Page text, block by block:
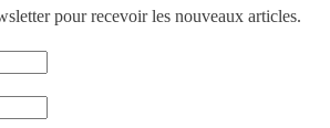
pour recevoir les nouveaux articles.